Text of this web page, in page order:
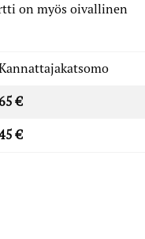
on myös oivallinen
€
€